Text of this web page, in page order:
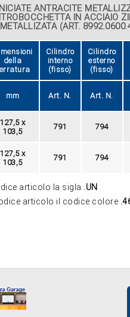
ANTRACITE
IN ACCIAIO
(ART.
della
Cilindro
interno
(fisso)
Cilindro
esterno
(fisso)
mm Art. N. Art. N.
127,5 x
103,5
791 794
127,5 x
103,5
791 794
articolo la sigla .UN
articolo il codice colore